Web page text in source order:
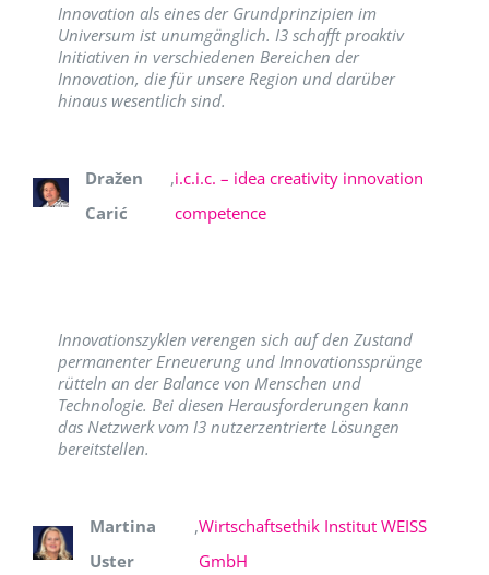
Innovation als eines der Grundprinzipien im
Universum ist unumgänglich. I3 schafft proaktiv
Initiativen in verschiedenen Bereichen der
Innovation, die für unsere Region und darüber
hinaus wesentlich sind.
Dražen
Carić
,i.c.i.c. – idea creativity innovation
competence
Innovationszyklen verengen sich auf den Zustand
permanenter Erneuerung und Innovationssprünge
rütteln an der Balance von Menschen und
Technologie. Bei diesen Herausforderungen kann
das Netzwerk vom I3 nutzerzentrierte Lösungen
bereitstellen.
Martina
Uster
,Wirtschaftsethik Institut WEISS
GmbH